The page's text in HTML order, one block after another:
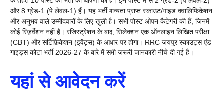
और 8 ग्रेड-1 (पे लेवल-1) हैं। यह भर्ती मान्यता प्राप्त स्काउट/गाइड क्वालिफिकेशन
और अनुभव वाले उम्मीदवारों के लिए खुली है। सभी पोस्ट ओपन कैटेगरी की हैं, जिनमें
कोई रिज़र्वेशन नहीं है। रजिस्ट्रेशन के बाद, सिलेक्शन एक ऑनलाइन लिखित परीक्षा
(CBT) और सर्टिफ़िकेशन (इवेंट्स) के आधार पर होगा। RRC जयपुर स्काउट्स एंड
गाइड्स कोटा भर्ती 2026-27 के बारे में सभी ज़रूरी जानकारी नीचे दी गई है।
यहां से आवेदन करें